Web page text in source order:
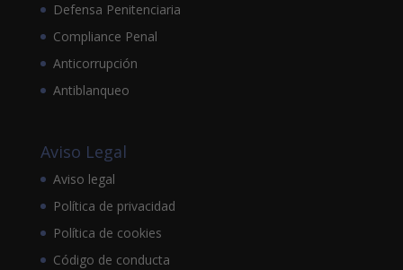
Defensa Penitenciaria
Compliance Penal
Anticorrupción
Antiblanqueo
Aviso Legal
Aviso legal
Política de privacidad
Política de cookies
Código de conducta